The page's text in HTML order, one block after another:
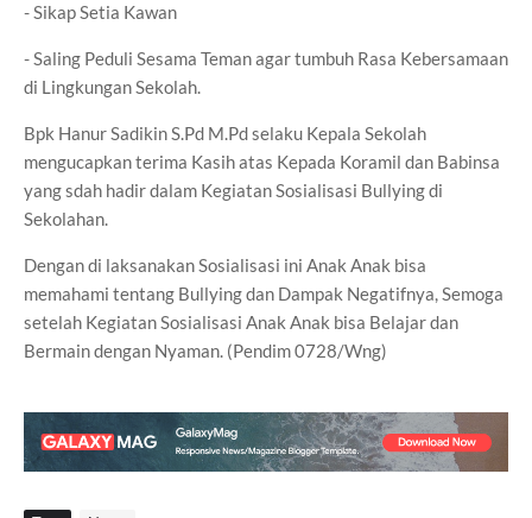
- Sikap Setia Kawan
- Saling Peduli Sesama Teman agar tumbuh Rasa Kebersamaan
di Lingkungan Sekolah.
Bpk Hanur Sadikin S.Pd M.Pd selaku Kepala Sekolah
mengucapkan terima Kasih atas Kepada Koramil dan Babinsa
yang sdah hadir dalam Kegiatan Sosialisasi Bullying di
Sekolahan.
Dengan di laksanakan Sosialisasi ini Anak Anak bisa
memahami tentang Bullying dan Dampak Negatifnya, Semoga
setelah Kegiatan Sosialisasi Anak Anak bisa Belajar dan
Bermain dengan Nyaman. (Pendim 0728/Wng)